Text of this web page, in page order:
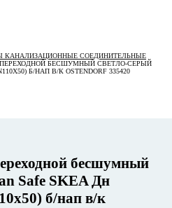
КАНАЛИЗАЦИОННЫЕ СОЕДИНИТЕЛЬНЫЕ
ПЕРЕХОДНОЙ БЕСШУМНЫЙ СВЕТЛО-СЕРЫЙ
Б/НАП В/К OSTENDORF 335420
бесшумный
Safe SKEA Дн
б/нап в/к